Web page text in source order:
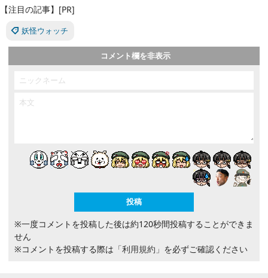
【注目の記事】[PR]
妖怪ウォッチ
コメント欄を非表示
※一度コメントを投稿した後は約120秒間投稿することができま
せん
※コメントを投稿する際は 「利用規約」 を必ずご確認ください